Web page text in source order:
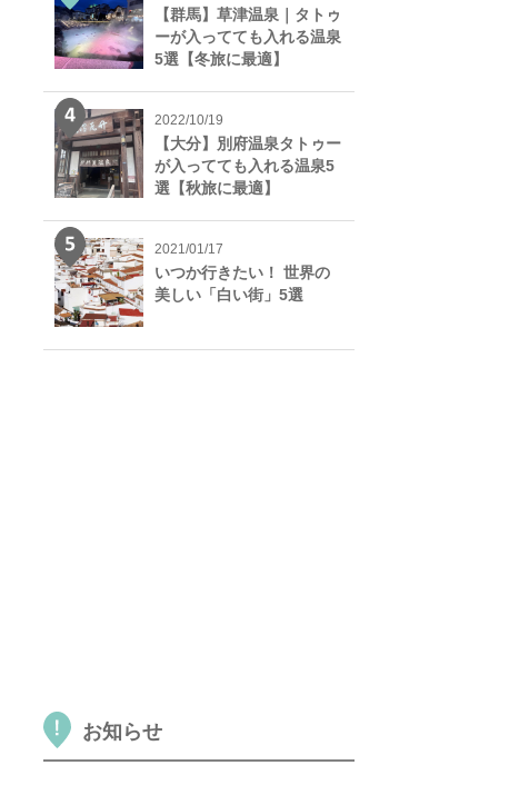
【群馬】草津温泉｜タトゥ
ーが入ってても入れる温泉
5選【冬旅に最適】
2022/10/19
【大分】別府温泉タトゥー
が入ってても入れる温泉5
選【秋旅に最適】
2021/01/17
いつか行きたい！ 世界の
美しい「白い街」5選
お知らせ